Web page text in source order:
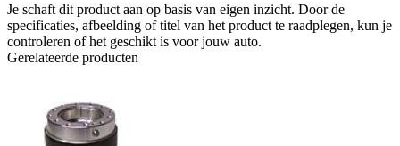
Je schaft dit product aan op basis van eigen inzicht. Door de
specificaties, afbeelding of titel van het product te raadplegen, kun je
controleren of het geschikt is voor jouw auto.
Gerelateerde producten